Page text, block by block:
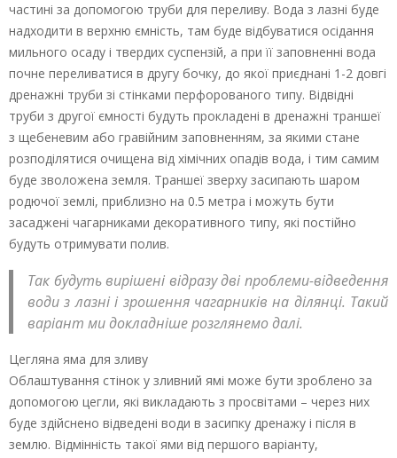
частині за допомогою труби для переливу. Вода з лазні буде
надходити в верхню ємність, там буде відбуватися осідання
мильного осаду і твердих суспензій, а при її заповненні вода
почне переливатися в другу бочку, до якої приєднані 1-2 довгі
дренажні труби зі стінками перфорованого типу. Відвідні
труби з другої ємності будуть прокладені в дренажні траншеї
з щебеневим або гравійним заповненням, за якими стане
розподілятися очищена від хімічних опадів вода, і тим самим
буде зволожена земля. Траншеї зверху засипають шаром
родючої землі, приблизно на 0.5 метра і можуть бути
засаджені чагарниками декоративного типу, які постійно
будуть отримувати полив.
Так будуть вирішені відразу дві проблеми-відведення
води з лазні і зрошення чагарників на ділянці. Такий
варіант ми докладніше розглянемо далі.
Цегляна яма для зливу
Облаштування стінок у зливний ямі може бути зроблено за
допомогою цегли, які викладають з просвітами – через них
буде здійснено відведені води в засипку дренажу і після в
землю. Відмінність такої ями від першого варіанту,